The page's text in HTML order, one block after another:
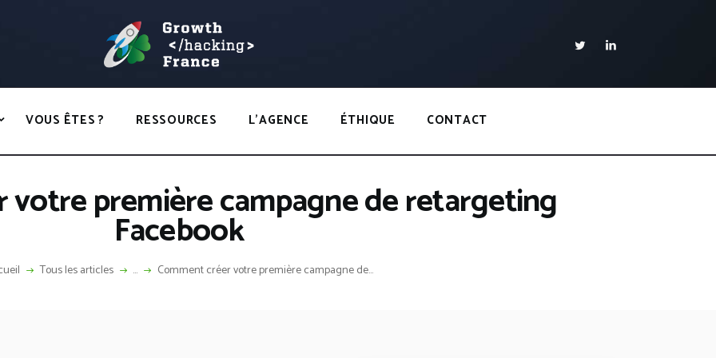
VOUS ÊTES ? RESSOURCES L’AGENCE ÉTHIQUE CONTACT
votre première campagne de retargeting
Facebook
Tous les articles ... Comment créer votre première campagne de...
GROWTH HACKING FRANCE
ÊTES ?